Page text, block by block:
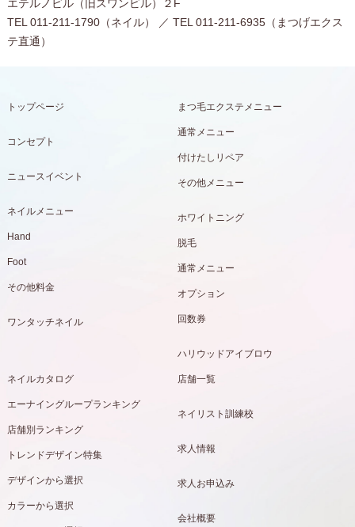
エテルノビル（旧スワンビル）２F
TEL 011-211-1790（ネイル） ／ TEL 011-211-6935（まつげエクス
テ直通）
トップページ
コンセプト
ニュースイベント
ネイルメニュー
Hand
Foot
その他料金
ワンタッチネイル
まつ毛エクステメニュー
通常メニュー
付けたしリペア
その他メニュー
ホワイトニング
脱毛
通常メニュー
オプション
回数券
ハリウッドアイブロウ
ネイルカタログ
エーナイングループランキング
店舗別ランキング
トレンドデザイン特集
デザインから選択
カラーから選択
店舗一覧
ネイリスト訓練校
求人情報
求人お申込み
会社概要